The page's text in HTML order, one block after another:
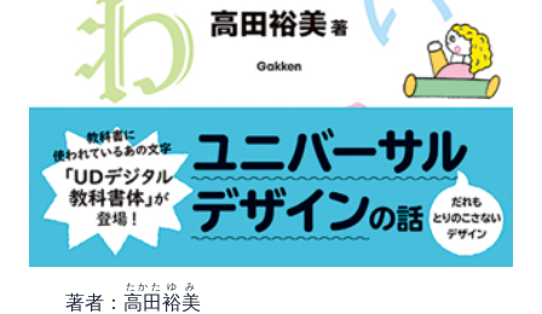
著者：高田
たかた
裕美
ゆみ